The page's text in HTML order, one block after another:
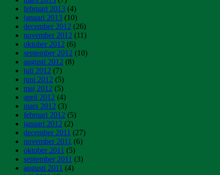
februari 2013 (4)
januari 2013 (10)
december 2012 (26)
november 2012 (11)
oktober 2012 (6)
september 2012 (10)
augusti 2012 (8)
juli 2012 (7)
juni 2012 (5)
maj 2012 (5)
april 2012 (4)
mars 2012 (3)
februari 2012 (5)
januari 2012 (2)
december 2011 (27)
november 2011 (6)
oktober 2011 (5)
september 2011 (3)
augusti 2011 (4)